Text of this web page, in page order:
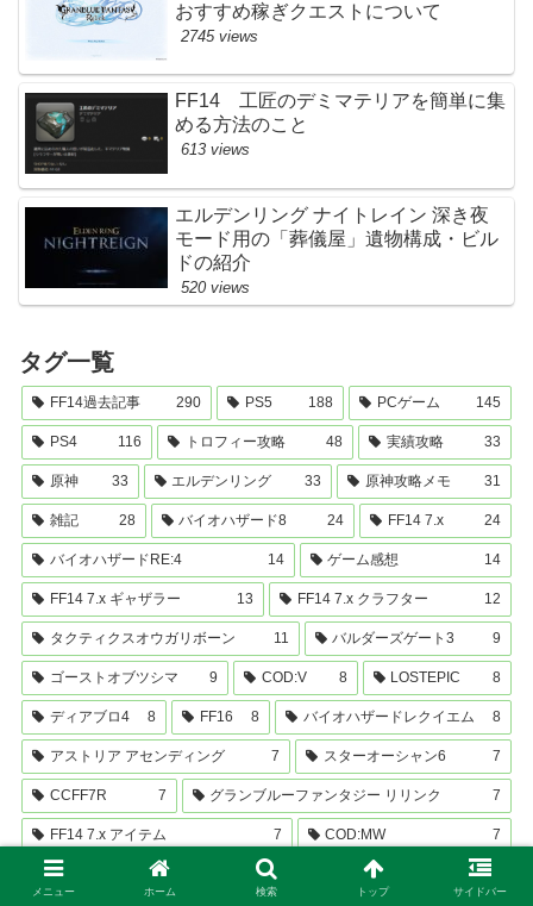
おすすめ稼ぎクエストについて
2745 views
FF14 工匠のデミマテリアを簡単に集
める方法のこと
613 views
エルデンリング ナイトレイン 深き夜
モード用の「葬儀屋」遺物構成・ビル
ドの紹介
520 views
タグ一覧
FF14過去記事 290 PS5 188 PCゲーム 145
PS4 116 トロフィー攻略 48 実績攻略 33
原神 33 エルデンリング 33 原神攻略メモ 31
雑記 28 バイオハザード8 24 FF14 7.x 24
バイオハザードRE:4 14 ゲーム感想 14
FF14 7.x ギャザラー 13 FF14 7.x クラフター 12
タクティクスオウガリボーン 11 バルダーズゲート3 9
ゴーストオブツシマ 9 COD:V 8 LOSTEPIC 8
ディアブロ4 8 FF16 8 バイオハザードレクイエム 8
アストリア アセンディング 7 スターオーシャン6 7
CCFF7R 7 グランブルーファンタジー リリンク 7
FF14 7.x アイテム 7 COD:MW 7
オクトパストラベラーⅡ 7 FFVII REBIRTH
メニュー ホーム 検索 トップ サイドバー